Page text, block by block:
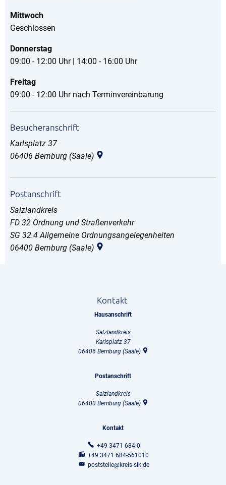
Mittwoch
Geschlossen
Donnerstag
09:00 - 12:00 Uhr | 14:00 - 16:00 Uhr
Freitag
09:00 - 12:00 Uhr nach Terminvereinbarung
Besucheranschrift
Karlsplatz 37
06406 Bernburg (Saale)
Postanschrift
Salzlandkreis
FD 32 Ordnung und Straßenverkehr
SG 32.4 Allgemeine Ordnungsangelegenheiten
06400 Bernburg (Saale)
Kontakt
Hausanschrift
Salzlandkreis
Karlsplatz 37
06406 Bernburg (Saale)
Postanschrift
Salzlandkreis
06400 Bernburg (Saale)
Kontakt
+49 3471 684-0
+49 3471 684-561010
poststelle@kreis-slk.de